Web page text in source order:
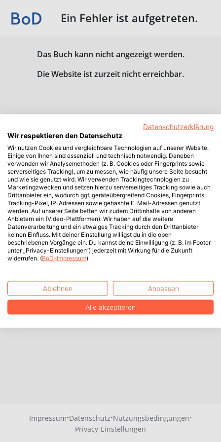
Ein Fehler ist aufgetreten.
Das Buch kann nicht angezeigt werden.
Die Website ist zurzeit nicht erreichbar.
Impressum·Datenschutz·Nutzungsbedingungen·
Privacy-Einstellungen
Datenschutzerklärung
Wir respektieren den Datenschutz
Wir nutzen Cookies und vergleichbare Technologien auf unserer Website.
Einige von ihnen sind essenziell und technisch notwendig. Daneben
verwenden wir Analysemethoden (z. B. Cookies oder Fingerprints sowie
serverseitiges Tracking), um zu messen, wie häufig unsere Seite besucht
und wie sie genutzt wird. Wir verwenden Trackingtechnologien zu
Marketingzwecken und setzen hierzu serverseitiges Tracking sowie auch
Drittanbieter ein, wodurch ggf. geräteübergreifend Cookies, Fingerprints,
Tracking-Pixel, IP-Adressen sowie gehashte E-Mail-Adressen genutzt
werden. Auf unserer Seite betten wir zudem Drittinhalte von anderen
Anbietern ein (Video-Plattformen). Wir haben auf die weitere
Datenverarbeitung und ein etwaiges Tracking durch den Drittanbieter
keinen Einfluss. Mit deiner Einstellung willigst du in die oben
beschriebenen Vorgänge ein. Du kannst deine Einwilligung (z. B. im Footer
unter „Privacy-Einstellungen“) jederzeit mit Wirkung für die Zukunft
widerrufen. (BoD-Impressum)
Ablehnen Anpassen
Alle akzeptieren